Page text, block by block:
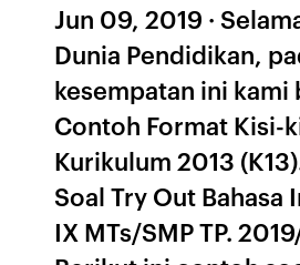
Jun 09, 2019 ·
Dunia Pendidikan,
kesempatan ini kami
Contoh Format Kisi-
Kurikulum 2013
Soal Try Out Bahasa
IX MTs/SMP TP.